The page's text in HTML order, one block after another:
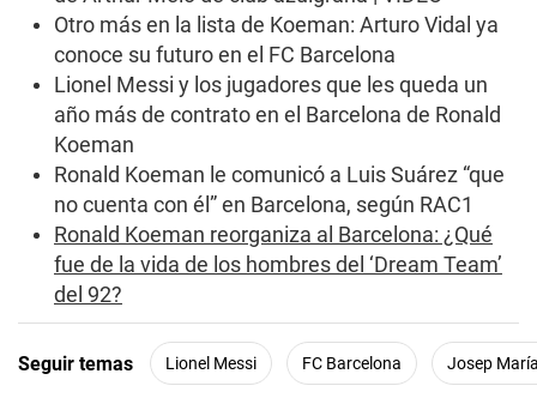
Otro más en la lista de Koeman: Arturo Vidal ya
conoce su futuro en el FC Barcelona
Lionel Messi y los jugadores que les queda un
año más de contrato en el Barcelona de Ronald
Koeman
Ronald Koeman le comunicó a Luis Suárez “que
no cuenta con él” en Barcelona, según RAC1
Ronald Koeman reorganiza al Barcelona: ¿Qué
fue de la vida de los hombres del ‘Dream Team’
del 92?
Seguir temas Lionel Messi FC Barcelona Josep